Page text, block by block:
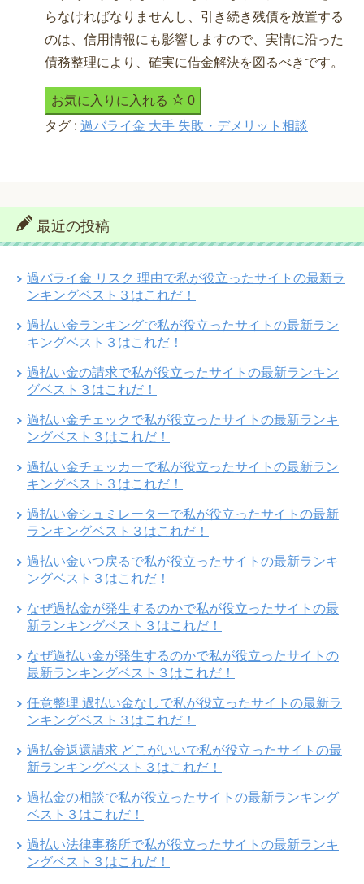
らなければなりませんし、引き続き残債を放置する
のは、信用情報にも影響しますので、実情に沿った
債務整理により、確実に借金解決を図るべきです。
お気に入りに入れる
0
タグ : 過バライ金 大手 失敗・デメリット相談
最近の投稿
過バライ金 リスク 理由で私が役立ったサイトの最新ラ
ンキングベスト３はこれだ！
過払い金ランキングで私が役立ったサイトの最新ラン
キングベスト３はこれだ！
過払い金の請求で私が役立ったサイトの最新ランキン
グベスト３はこれだ！
過払い金チェックで私が役立ったサイトの最新ランキ
ングベスト３はこれだ！
過払い金チェッカーで私が役立ったサイトの最新ラン
キングベスト３はこれだ！
過払い金シュミレーターで私が役立ったサイトの最新
ランキングベスト３はこれだ！
過払い金いつ戻るで私が役立ったサイトの最新ランキ
ングベスト３はこれだ！
なぜ過払金が発生するのかで私が役立ったサイトの最
新ランキングベスト３はこれだ！
なぜ過払い金が発生するのかで私が役立ったサイトの
最新ランキングベスト３はこれだ！
任意整理 過払い金なしで私が役立ったサイトの最新ラ
ンキングベスト３はこれだ！
過払金返還請求 どこがいいで私が役立ったサイトの最
新ランキングベスト３はこれだ！
過払金の相談で私が役立ったサイトの最新ランキング
ベスト３はこれだ！
過払い法律事務所で私が役立ったサイトの最新ランキ
ングベスト３はこれだ！